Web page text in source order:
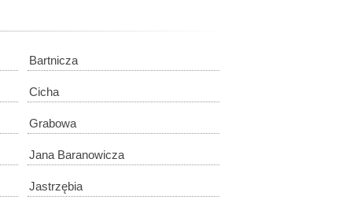
Bartnicza
Cicha
Grabowa
Jana Baranowicza
Jastrzębia